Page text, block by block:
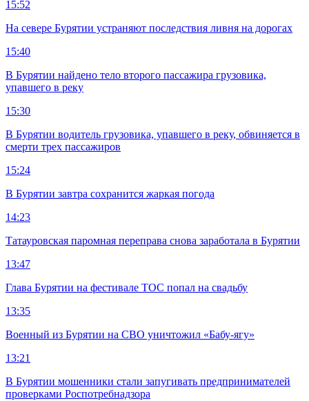
15:52
На севере Бурятии устраняют последствия ливня на дорогах
15:40
В Бурятии найдено тело второго пассажира грузовика,
упавшего в реку
15:30
В Бурятии водитель грузовика, упавшего в реку, обвиняется в
смерти трех пассажиров
15:24
В Бурятии завтра сохранится жаркая погода
14:23
Татауровская паромная переправа снова заработала в Бурятии
13:47
Глава Бурятии на фестивале ТОС попал на свадьбу
13:35
Военный из Бурятии на СВО уничтожил «Бабу-ягу»
13:21
В Бурятии мошенники стали запугивать предпринимателей
проверками Роспотребнадзора